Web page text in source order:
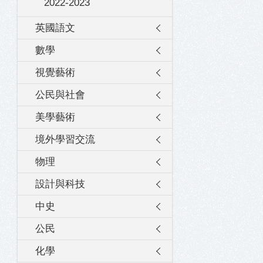
2022-2023
英國語文
數學
視覺藝術
公民與社會
美學藝術
境外學習交流
物理
設計與科技
中史
公民
化學